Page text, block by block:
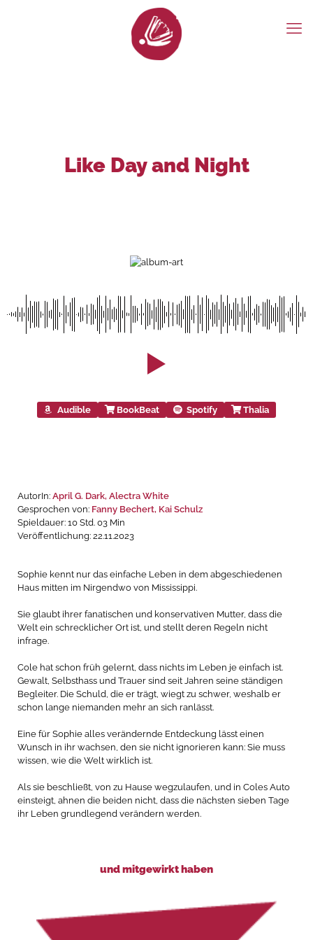
Like Day and Night
Audible BookBeat Spotify Thalia
AutorIn: April G. Dark, Alectra White
Gesprochen von: Fanny Bechert, Kai Schulz
Spieldauer: 10 Std. 03 Min
Veröffentlichung: 22.11.2023
Sophie kennt nur das einfache Leben in dem abgeschiedenen
Haus mitten im Nirgendwo von Mississippi.
Sie glaubt ihrer fanatischen und konservativen Mutter, dass die
Welt ein schrecklicher Ort ist, und stellt deren Regeln nicht
infrage.
Cole hat schon früh gelernt, dass nichts im Leben je einfach ist.
Gewalt, Selbsthass und Trauer sind seit Jahren seine ständigen
Begleiter. Die Schuld, die er trägt, wiegt zu schwer, weshalb er
schon lange niemanden mehr an sich ranlässt.
Eine für Sophie alles verändernde Entdeckung lässt einen
Wunsch in ihr wachsen, den sie nicht ignorieren kann: Sie muss
wissen, wie die Welt wirklich ist.
Als sie beschließt, von zu Hause wegzulaufen, und in Coles Auto
einsteigt, ahnen die beiden nicht, dass die nächsten sieben Tage
ihr Leben grundlegend verändern werden.
und mitgewirkt haben